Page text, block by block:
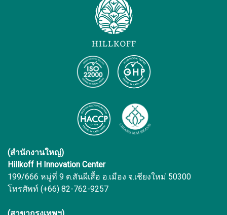
(สำนักงานใหญ่)
Hillkoff H Innovation Center
199/666 หมู่ที่ 9 ต.สันผีเสื้อ อ.เมือง จ.เชียงใหม่ 50300
โทรศัพท์ (+66) 82-762-9257